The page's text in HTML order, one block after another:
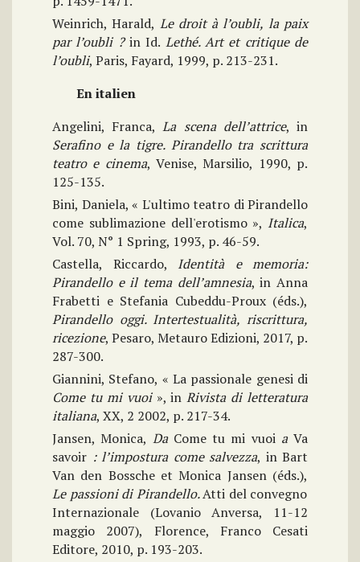
Weinrich, Harald, Le droit à l’oubli, la paix
par l’oubli ?in Id. Lethé. Art et critique de
l’oubli, Paris, Fayard, 1999, p. 213-231.
En italien
Angelini, Franca,La scena dell’attrice, in
Serafino e la tigre. Pirandello tra scrittura
teatro e cinema, Venise, Marsilio, 1990, p.
125-135.
Bini, Daniela, « L'ultimo teatro di Pirandello
come sublimazione dell'erotismo », Italica,
Vol. 70, N° 1 Spring, 1993, p. 46-59.
Castella, Riccardo, Identità e memoria:
Pirandello e il tema dell’amnesia, in Anna
Frabetti e Stefania Cubeddu-Proux (éds.),
Pirandello oggi. Intertestualità, riscrittura,
ricezione, Pesaro, Metauro Edizioni, 2017, p.
287-300.
Giannini, Stefano, « La passionale genesi di
Come tu mi vuoi», inRivista di letteratura
italiana, XX, 2 2002, p. 217-34.
Jansen, Monica, Da Come tu mi vuoia Va
savoir : l’impostura come salvezza, in Bart
Van den Bossche et Monica Jansen (éds.),
Le passioni di Pirandello.Atti del convegno
Internazionale (Lovanio Anversa, 11-12
maggio 2007), Florence, Franco Cesati
Editore, 2010, p. 193-203.